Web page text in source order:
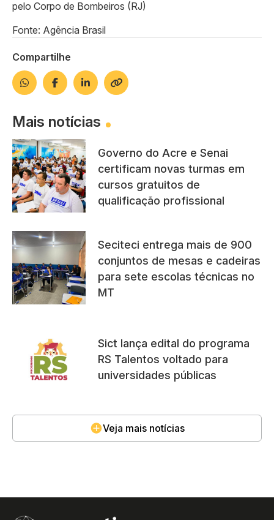
pelo Corpo de Bombeiros (RJ)
Fonte: Agência Brasil
Compartilhe
Mais notícias
Governo do Acre e Senai
certificam novas turmas em
cursos gratuitos de
qualificação profissional
Seciteci entrega mais de 900
conjuntos de mesas e cadeiras
para sete escolas técnicas no
MT
Sict lança edital do programa
RS Talentos voltado para
universidades públicas
Veja mais notícias